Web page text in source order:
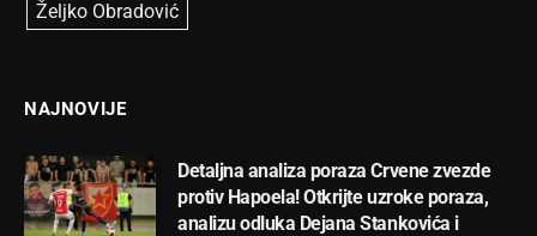
Željko Obradović
NAJNOVIJE
Detaljna analiza poraza Crvene zvezde
protiv Hapoela! Otkrijte uzroke poraza,
analizu odluka Dejana Stankovića i